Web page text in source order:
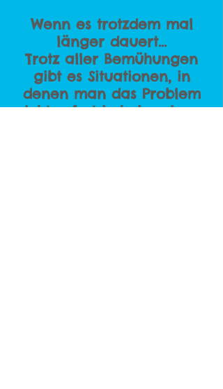
Wenn es trotzdem mal
länger dauert...
Trotz aller Bemühungen
gibt es Situationen, in
denen man das Problem
nicht sofort beheben kann.